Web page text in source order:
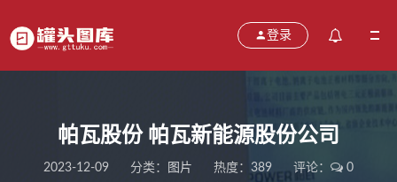
登录
帕瓦股份 帕瓦新能源股份公司
2023-12-09 分类： 图片 热度：389 评论：
0